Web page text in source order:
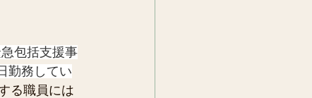
包括支援事
勤務してい
る職員には